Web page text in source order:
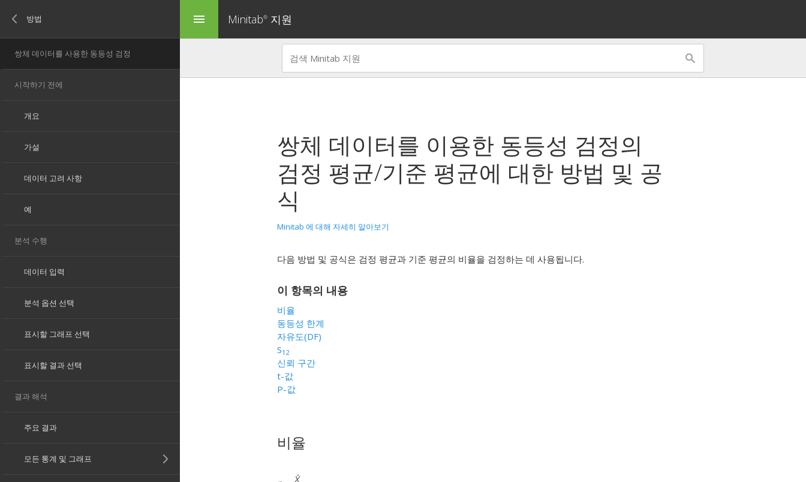
menu Minitab® 지원
쌍체 데이터를 이용한 동등성 검정의
검정 평균/기준 평균에 대한 방법 및 공
식
Minitab 에 대해 자세히 알아보기
다음 방법 및 공식은 검정 평균과 기준 평균의 비율을 검정하는 데 사용됩니다.
이 항목의 내용
비율
동등성 한계
자유도(DF)
S12
신뢰 구간
t-값
P-값
비율